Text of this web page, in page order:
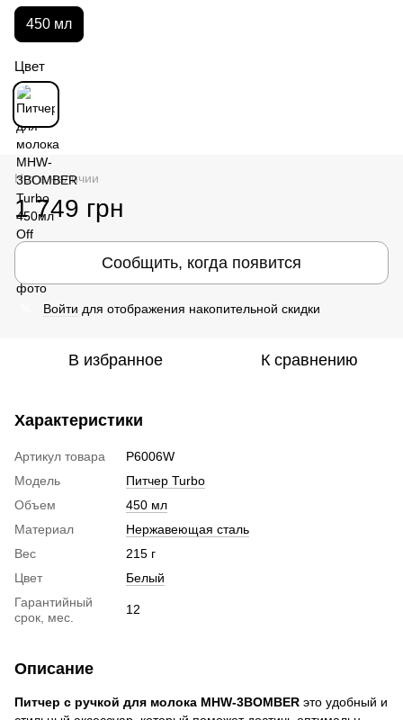
450 мл
Цвет
Нет в наличии
1 749 грн
Сообщить, когда появится
Войти для отображения накопительной скидки
В избранное К сравнению
Характеристики
Артикул товара
P6006W
Модель
Питчер Turbo
Объем
450 мл
Материал
Нержавеющая сталь
Вес
215 г
Цвет
Белый
Гарантийный
срок, мес.
12
Описание
Питчер с ручкой для молока MHW-3BOMBER это удобный и